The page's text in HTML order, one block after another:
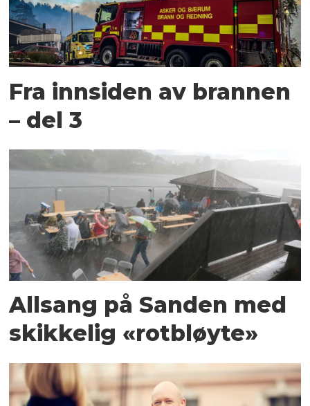
Fra innsiden av brannen
– del 3
Allsang på Sanden med
skikkelig «rotbløyte»